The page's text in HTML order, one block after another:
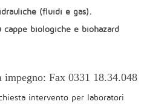
(fluidi e gas).
cappe biologiche e biohazard
impegno: Fax 0331 18.34.048
intervento per laboratori